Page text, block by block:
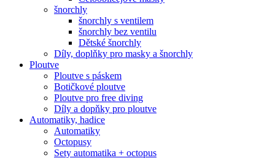
šnorchly
šnorchly s ventilem
šnorchly bez ventilu
Dětské šnorchly
Díly, doplňky pro masky a šnorchly
Ploutve
Ploutve s páskem
Botičkové ploutve
Ploutve pro free diving
Díly a dopňky pro ploutve
Automatiky, hadice
Automatiky
Octopusy
Sety automatika + octopus